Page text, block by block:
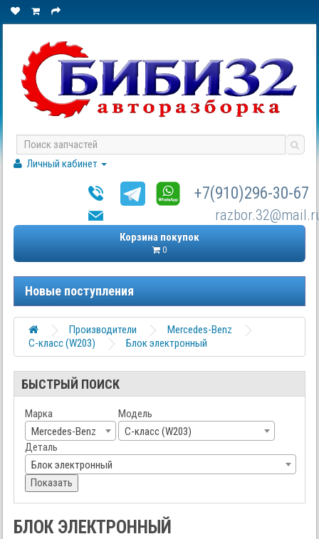
Личный кабинет
+7(910)296-30-67
Корзина покупок
0
Новые поступления
Производители
Mercedes-Benz
C-класс (W203)
Блок электронный
БЫСТРЫЙ ПОИСК
Марка
Mercedes-Benz
Модель
C-класс (W203)
Деталь
Блок электронный
Показать
БЛОК ЭЛЕКТРОННЫЙ